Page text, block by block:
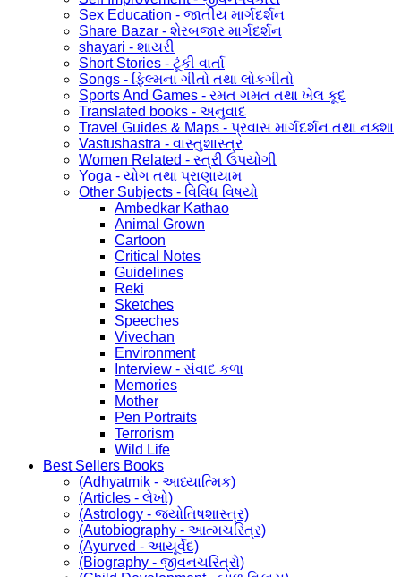
Sex Education - જાતીય માર્ગદર્શન
Share Bazar - શેરબજાર માર્ગદર્શન
shayari - શાયરી
Short Stories - ટૂંકી વાર્તા
Songs - ફિલ્મના ગીતો તથા લોકગીતો
Sports And Games - રમત ગમત તથા ખેલ કૂદ
Translated books - અનુવાદ
Travel Guides & Maps - પ્રવાસ માર્ગદર્શન તથા નક્શા
Vastushastra - વાસ્તુશાસ્ત્ર
Women Related - સ્ત્રી ઉપયોગી
Yoga - યોગ તથા પ્રાણાયામ
Other Subjects - વિવિધ વિષયો
Ambedkar Kathao
Animal Grown
Cartoon
Critical Notes
Guidelines
Reki
Sketches
Speeches
Vivechan
Environment
Interview - સંવાદ કળા
Memories
Mother
Pen Portraits
Terrorism
Wild Life
Best Sellers Books
(Adhyatmik - આધ્યાત્મિક)
(Articles - લેખો)
(Astrology - જ્યોતિષશાસ્ત્ર)
(Autobiography - આત્મચરિત્ર)
(Ayurved - આયૂર્વેદ)
(Biography - જીવનચરિત્રો)